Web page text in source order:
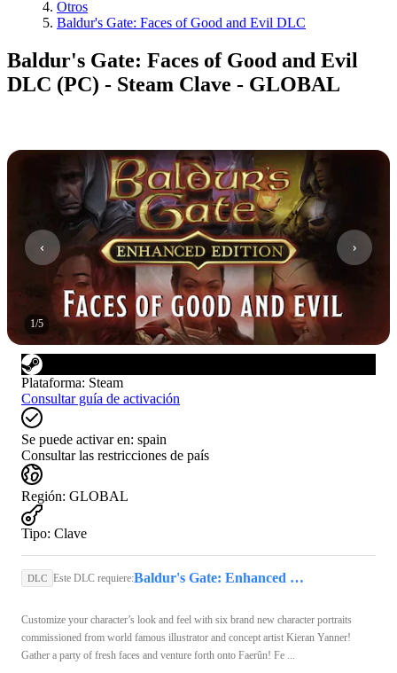
Otros
Baldur's Gate: Faces of Good and Evil DLC
Baldur's Gate: Faces of Good and Evil
DLC (PC) - Steam Clave - GLOBAL
1/5
Plataforma: Steam
Consultar guía de activación
Se puede activar en: spain
Consultar las restricciones de país
Región: GLOBAL
Tipo: Clave
DLC Este DLC requiere: Baldur's Gate: Enhanced Edition (PC) - Steam Key - GLOBAL
Customize your character’s look and feel with six brand new character portraits
commissioned from world famous illustrator and concept artist Kieran Yanner!
Gather a party of fresh faces and venture forth onto Faerûn! Fe ...